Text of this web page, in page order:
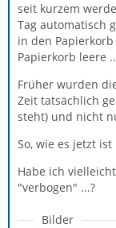
seit kurzem
Tag automatisch
in den
Papierkorb leere
Früher wurden
Zeit tatsächlich
steht) und nicht
So, wie es jetzt
Habe ich
"verbogen" ...?
Bilder